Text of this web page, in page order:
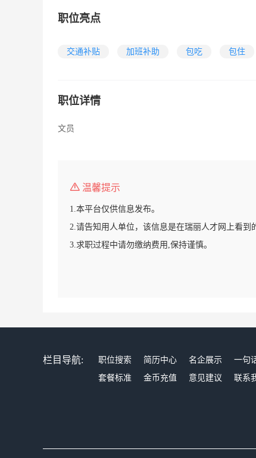
职位亮点
交通补贴 加班补助 包吃 包住
职位详情
文员
温馨提示
1.本平台仅供信息发布。
2.请告知用人单位，该信息是在瑞丽人才网上看到
3.求职过程中请勿缴纳费用,保持谨慎。
栏目导航: 职位搜索 简历中心 名企展示 一句
套餐标准
金币充值 意见建议 联系